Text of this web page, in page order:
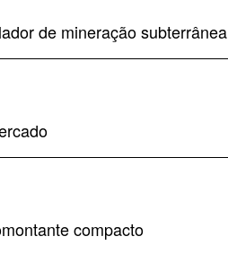
de mineração subterrânea
compacto